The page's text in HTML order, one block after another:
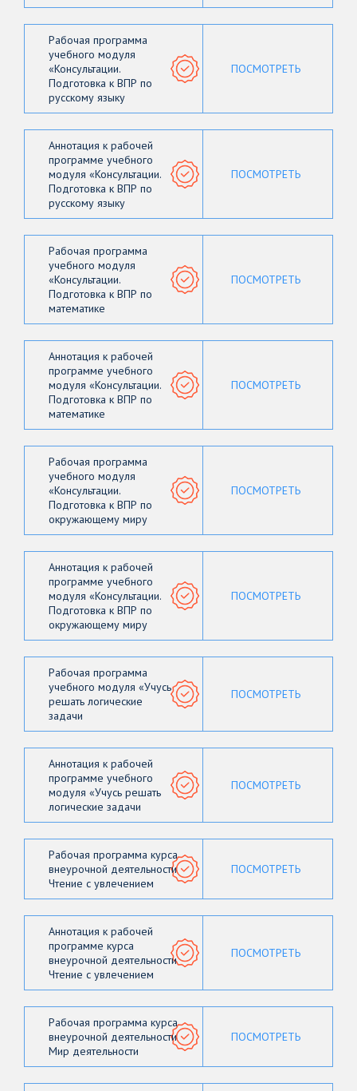
Рабочая программа
учебного модуля
«Консультации.
Подготовка к ВПР по
русскому языку
ПОСМОТРЕТЬ
Аннотация к рабочей
программе учебного
модуля «Консультации.
Подготовка к ВПР по
русскому языку
ПОСМОТРЕТЬ
Рабочая программа
учебного модуля
«Консультации.
Подготовка к ВПР по
математике
ПОСМОТРЕТЬ
Аннотация к рабочей
программе учебного
модуля «Консультации.
Подготовка к ВПР по
математике
ПОСМОТРЕТЬ
Рабочая программа
учебного модуля
«Консультации.
Подготовка к ВПР по
окружающему миру
ПОСМОТРЕТЬ
Аннотация к рабочей
программе учебного
модуля «Консультации.
Подготовка к ВПР по
окружающему миру
ПОСМОТРЕТЬ
Рабочая программа
учебного модуля «Учусь
решать логические
задачи
ПОСМОТРЕТЬ
Аннотация к рабочей
программе учебного
модуля «Учусь решать
логические задачи
ПОСМОТРЕТЬ
Рабочая программа курса
внеурочной деятельности
Чтение с увлечением
ПОСМОТРЕТЬ
Аннотация к рабочей
программе курса
внеурочной деятельности
Чтение с увлечением
ПОСМОТРЕТЬ
Рабочая программа курса
внеурочной деятельности
Мир деятельности
ПОСМОТРЕТЬ